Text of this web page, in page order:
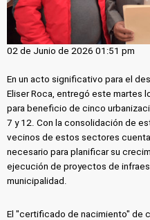
02 de Junio de 2026 01:51 pm
En un acto significativo para el
Eliser Roca, entregó este martes
para beneficio de cinco
7 y 12. Con la consolidación de
vecinos de estos sectores
necesario para planificar su
ejecución de proyectos de
municipalidad.
El "certificado de nacimiento" de